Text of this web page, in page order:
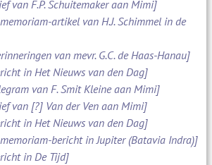
van F.P. Schuitemaker aan Mimi]
artikel van H.J. Schimmel in de
van mevr. G.C. de Haas-Hanau]
in Het Nieuws van den Dag]
van F. Smit Kleine aan Mimi]
van [?] Van der Ven aan Mimi]
in Het Nieuws van den Dag]
bericht in Jupiter (Batavia Indra)]
in De Tijd]